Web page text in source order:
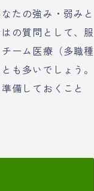
たの強み・弱みと
の質問として、服
ーム医療（多職種
も多いでしょう。
備しておくこと